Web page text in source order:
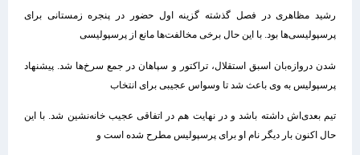
رشید مظاهری در فصل گذشته گزینه اول حضور در پنجره زمستانی برای
پرسپولیسی‌ها بود. با این حال برخی مخالفت‌ها مانع از پرسپولیسی‌
شدن دروازه‌بان اسبق استقلال، تراکتور و سپاهان در جمع سرخ‌ها شد. پیشنهاد
پرسپولیس به وی باعث شد تا وسواس عجیبی برای انتخاب
تیم بعدی‌اش داشته باشد و در نهایت هم در اتفاقی عجیب خانه‌نشین شد. با این
حال اکنون بار دیگر نام او برای پرسپولیس مطرح شده است و